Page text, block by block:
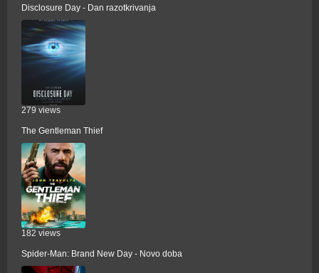
Disclosure Day - Dan razotkrivanja
279 views
The Gentleman Thief
182 views
Spider-Man: Brand New Day - Novo doba